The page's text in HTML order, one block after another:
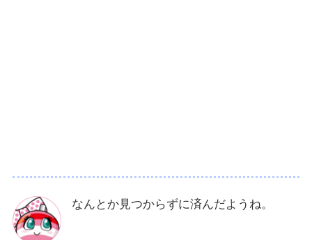
なんとか見つからずに済んだようね。